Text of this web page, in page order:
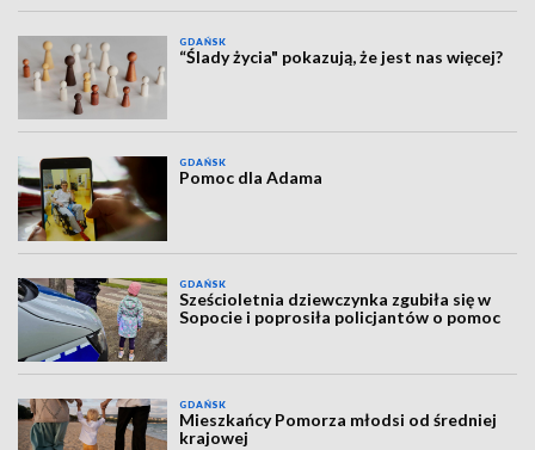
GDAŃSK
“Ślady życia" pokazują, że jest nas więcej?
GDAŃSK
Pomoc dla Adama
GDAŃSK
Sześcioletnia dziewczynka zgubiła się w
Sopocie i poprosiła policjantów o pomoc
GDAŃSK
Mieszkańcy Pomorza młodsi od średniej
krajowej